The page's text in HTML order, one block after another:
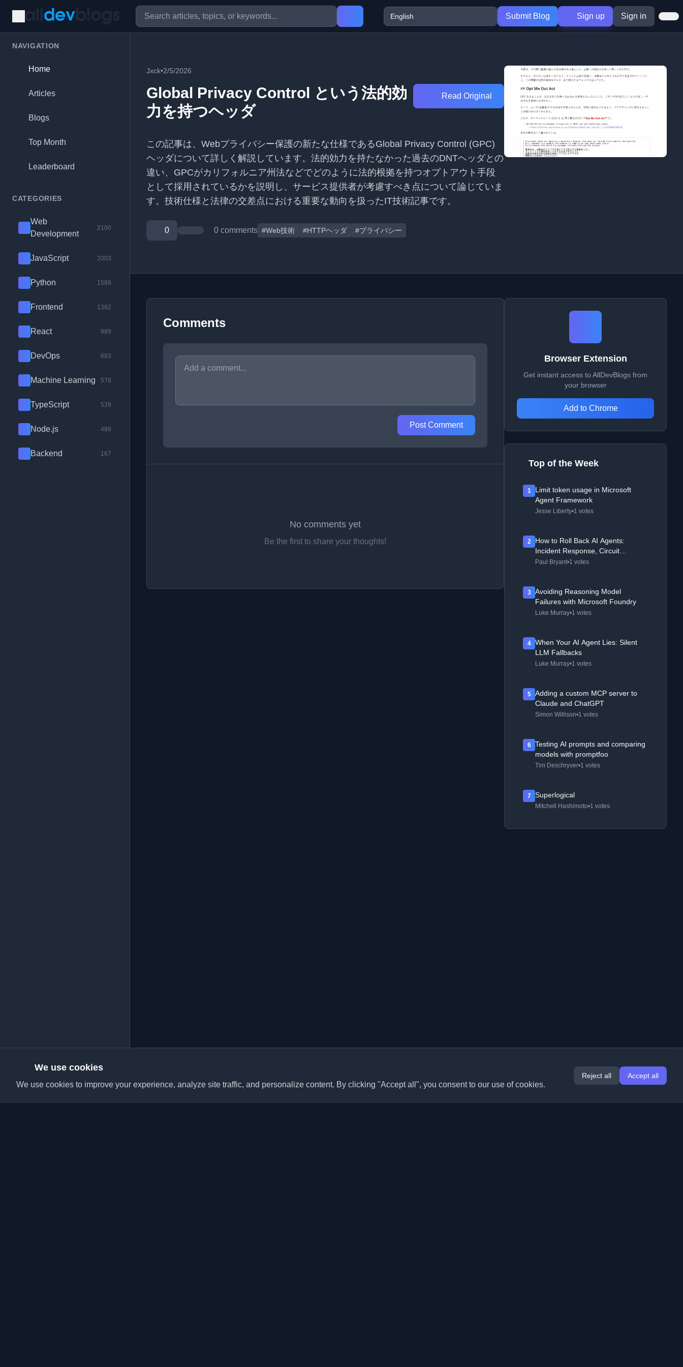
Submit Blog Sign up Sign in
NAVIGATION
Home
Articles
Blogs
Top Month
Leaderboard
CATEGORIES
Web
Development
2100
JavaScript 2003
Python 1588
Frontend 1382
React 889
DevOps 683
Machine Learning 578
TypeScript 539
Node.js 488
Backend 167
Jxck•2/5/2026
Global Privacy Control という法的効
力を持つヘッダ
Read Original
この記事は、Webプライバシー保護の新たな仕様であるGlobal Privacy Control (GPC)
ヘッダについて詳しく解説しています。法的効力を持たなかった過去のDNTヘッダとの
違い、GPCがカリフォルニア州法などでどのように法的根拠を持つオプトアウト手段
として採用されているかを説明し、サービス提供者が考慮すべき点について論じていま
す。技術仕様と法律の交差点における重要な動向を扱ったIT技術記事です。
0 0 comments #Web技術 #HTTPヘッダ #プライバシー
Comments
Post Comment
No comments yet
Be the first to share your thoughts!
Browser Extension
Get instant access to AllDevBlogs from
your browser
Add to Chrome
Top of the Week
1
Limit token usage in Microsoft
Agent Framework
Jesse Liberty•1 votes
2
How to Roll Back AI Agents:
Incident Response, Circuit
Breakers, and Recovery Patterns
Paul Bryant•1 votes
3
Avoiding Reasoning Model
Failures with Microsoft Foundry
Luke Murray•1 votes
4
When Your AI Agent Lies: Silent
LLM Fallbacks
Luke Murray•1 votes
5
Adding a custom MCP server to
Claude and ChatGPT
Simon Willison•1 votes
6
Testing AI prompts and comparing
models with promptfoo
Tim Deschryver•1 votes
7 Superlogical
Mitchell Hashimoto•1 votes
We use cookies
We use cookies to improve your experience, analyze site traffic, and personalize content. By clicking "Accept all", you consent to our use of cookies.
Reject all Accept all